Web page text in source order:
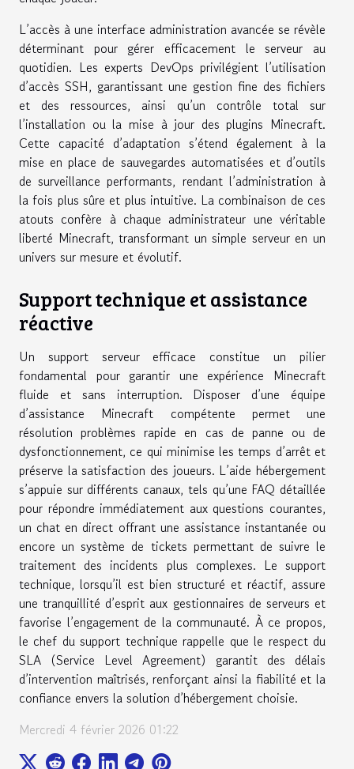
L’accès à une interface administration avancée se révèle
déterminant pour gérer efficacement le serveur au
quotidien. Les experts DevOps privilégient l’utilisation
d’accès SSH, garantissant une gestion fine des fichiers
et des ressources, ainsi qu’un contrôle total sur
l’installation ou la mise à jour des plugins Minecraft.
Cette capacité d’adaptation s’étend également à la
mise en place de sauvegardes automatisées et d’outils
de surveillance performants, rendant l’administration à
la fois plus sûre et plus intuitive. La combinaison de ces
atouts confère à chaque administrateur une véritable
liberté Minecraft, transformant un simple serveur en un
univers sur mesure et évolutif.
Support technique et assistance
réactive
Un support serveur efficace constitue un pilier
fondamental pour garantir une expérience Minecraft
fluide et sans interruption. Disposer d’une équipe
d’assistance Minecraft compétente permet une
résolution problèmes rapide en cas de panne ou de
dysfonctionnement, ce qui minimise les temps d’arrêt et
préserve la satisfaction des joueurs. L’aide hébergement
s’appuie sur différents canaux, tels qu’une FAQ détaillée
pour répondre immédiatement aux questions courantes,
un chat en direct offrant une assistance instantanée ou
encore un système de tickets permettant de suivre le
traitement des incidents plus complexes. Le support
technique, lorsqu’il est bien structuré et réactif, assure
une tranquillité d’esprit aux gestionnaires de serveurs et
favorise l’engagement de la communauté. À ce propos,
le chef du support technique rappelle que le respect du
SLA (Service Level Agreement) garantit des délais
d’intervention maîtrisés, renforçant ainsi la fiabilité et la
confiance envers la solution d’hébergement choisie.
Mercredi 4 février 2026 01:22